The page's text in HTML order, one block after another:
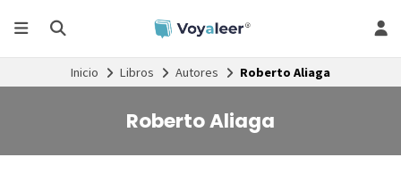
Inicio Libros Autores Roberto Aliaga
Roberto Aliaga